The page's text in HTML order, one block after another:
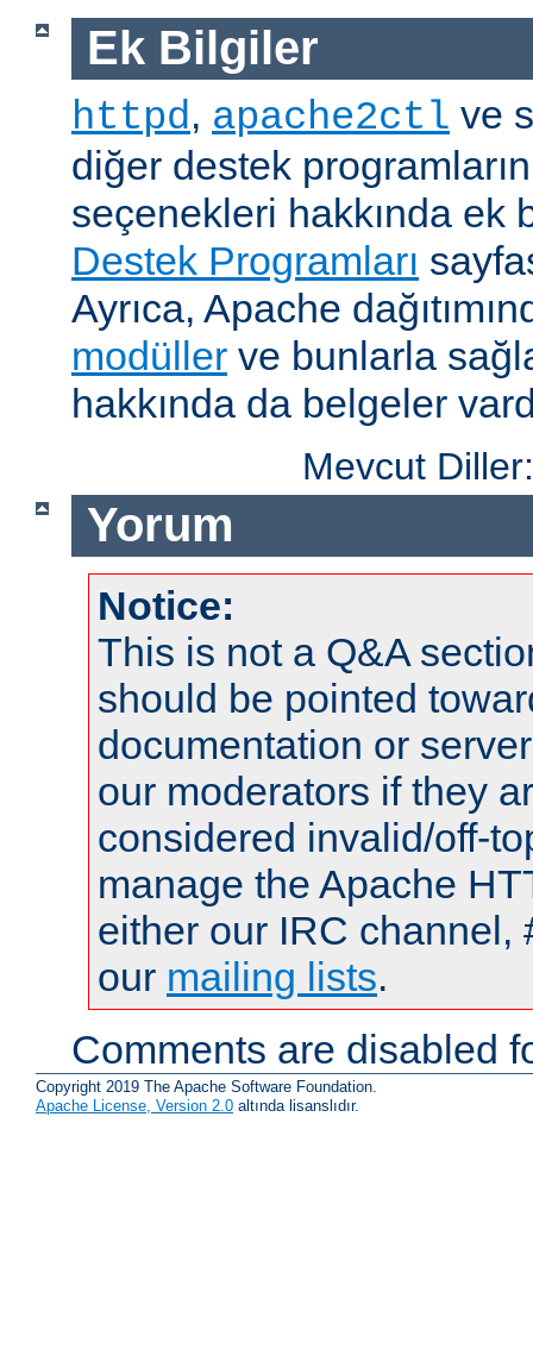
Ek Bilgiler
httpd, apache2ctl ve
diğer destek
seçenekleri hakkında ek
Destek Programları
Ayrıca, Apache
modüller ve bunlarla
hakkında da belgeler
Mevcut
Yorum
Notice:
This is not a Q&A
should be pointed
documentation or
our moderators if they
considered invalid/off-
manage the Apache
either our IRC channel,
our mailing lists.
Comments are disabled
Copyright 2019 The Apache Software Foundation.
Apache License, Version 2.0 altında lisanslıdır.